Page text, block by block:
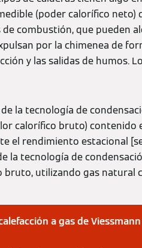
(poder calorífico neto)
de combustión, que pueden
por la chimenea de
y las salidas de humos.
la tecnología de
calorífico bruto) contenido
el rendimiento estacional
la tecnología de
bruto, utilizando gas natural
a gas de Viessmann